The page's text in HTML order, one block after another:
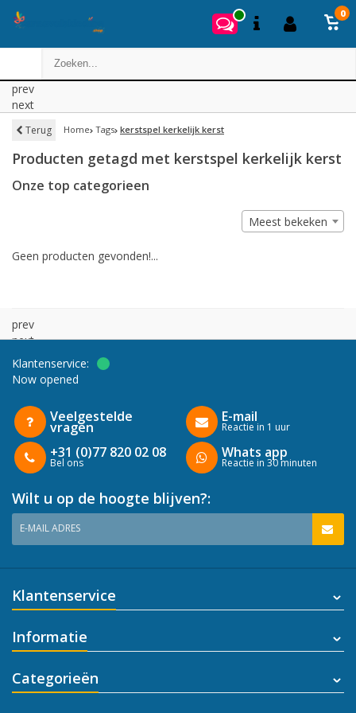
0
prev
next
Terug Home Tags kerstspel kerkelijk kerst
Producten getagd met kerstspel kerkelijk kerst
Onze top categorieen
Meest bekeken
Geen producten gevonden!...
prev
next
Klantenservice:
Now opened
Veelgestelde
vragen
+31 (0)77 820 02 08
Bel ons
E-mail
Reactie in 1 uur
Whats app
Reactie in 30 minuten
Wilt u op de hoogte blijven?:
E-MAIL ADRES
Klantenservice
Informatie
Categorieën